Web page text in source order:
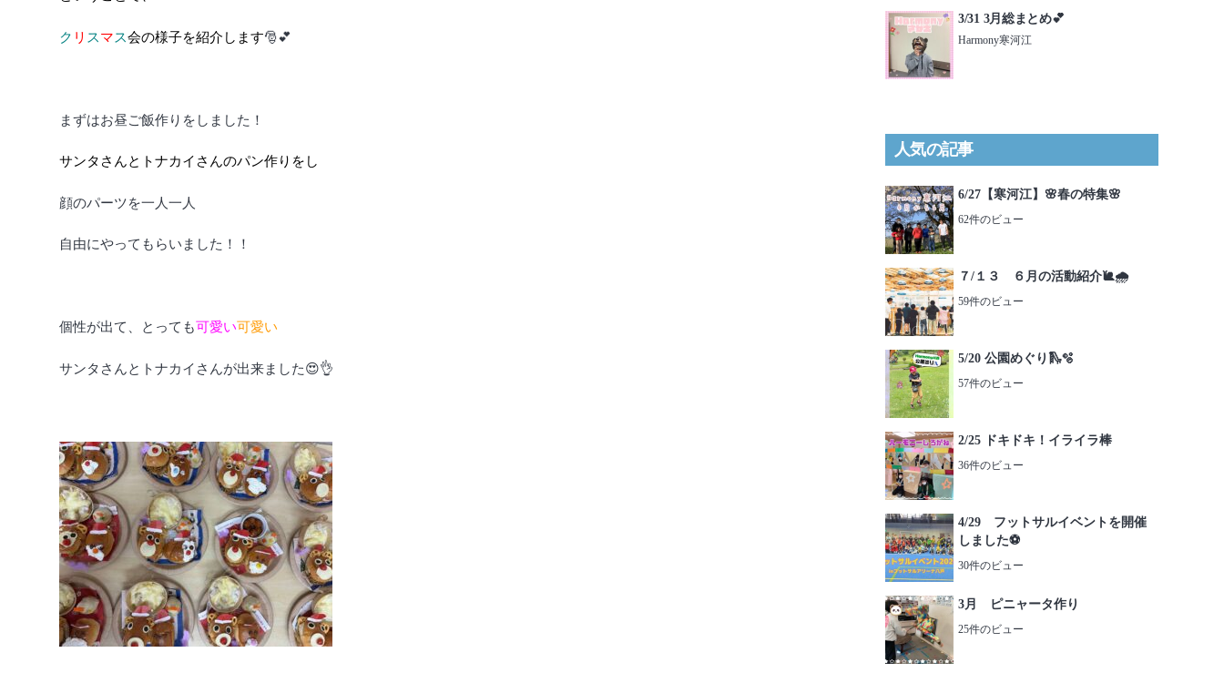
ク リ スマス会の様子を紹介します🎅💕
まずはお昼ご飯作りをしました！
サンタさんと トナカイさんのパン作りをし
顔のパーツを一人一人
自由にやってもらいました！！
個性が出て、とっても可愛い可愛い
サンタさんとトナカイさんが出来ました😍👌
3/31 3月総まとめ💕
Harmony寒河江
人気の記事
6/27【寒河江】🌸春の特集🌸
62件のビュー
７/１３ ６月の活動紹介🐌🌧️
59件のビュー
5/20 公園めぐり🛝🫧
57件のビュー
2/25 ドキドキ！イライラ棒
36件のビュー
4/29 フットサルイベントを開催
しました⚽️
30件のビュー
3月 ピニャータ作り
25件のビュー